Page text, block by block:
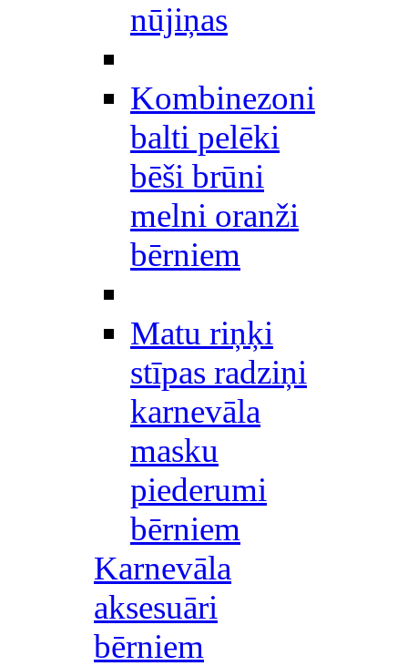
nūjiņas
Kombinezoni
balti pelēki
bēši brūni
melni oranži
bērniem
Matu riņķi
stīpas radziņi
karnevāla
masku
piederumi
bērniem
Karnevāla
aksesuāri
bērniem